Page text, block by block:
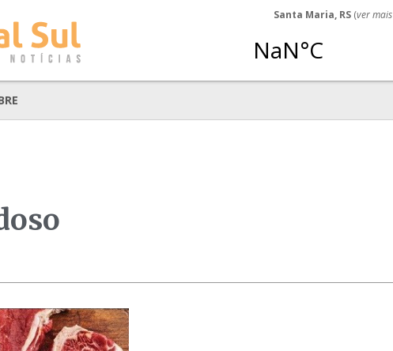
Santa Maria, RS (ver mais